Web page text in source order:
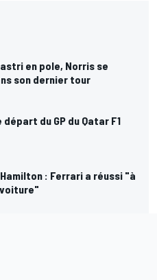
en pole, Norris se
son dernier tour
du GP du Qatar F1
: Ferrari a réussi "à